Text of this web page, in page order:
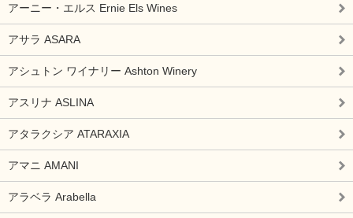
アーニー・エルス Ernie Els Wines
アサラ ASARA
アシュトン ワイナリー Ashton Winery
アスリナ ASLINA
アタラクシア ATARAXIA
アマニ AMANI
アラベラ Arabella